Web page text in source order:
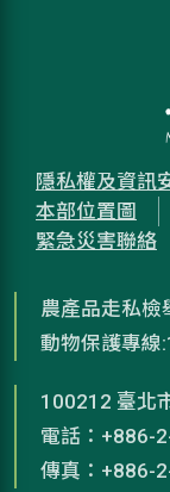
隱私權及資訊
本部位置圖
緊急災害聯絡
農產品走私
動物保護專線
100212 臺北
電話：+886-
傳真：+886-